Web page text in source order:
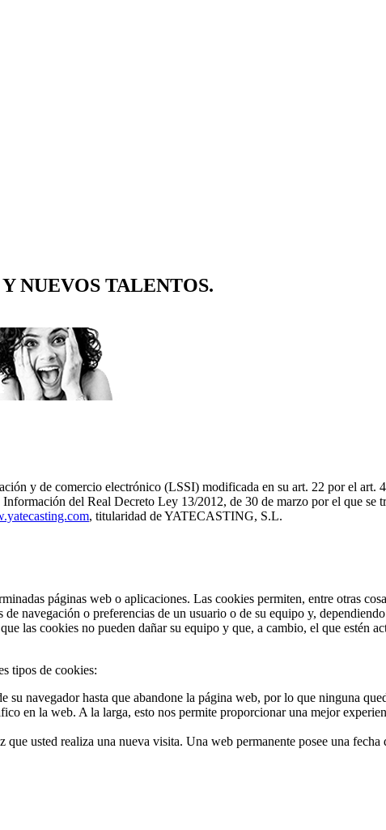
NUEVOS TALENTOS.
y de comercio electrónico (LSSI) modificada en su art. 22 por el art.
del Real Decreto Ley 13/2012, de 30 de marzo por el que se
, titularidad de YATECASTING, S.L.
páginas web o aplicaciones. Las cookies permiten, entre otras
navegación o preferencias de un usuario o de su equipo y,
las cookies no pueden dañar su equipo y que, a cambio, el que estén
tipos de cookies:
navegador hasta que abandone la página web, por lo que ninguna
en la web. A la larga, esto nos permite proporcionar una mejor
usted realiza una nueva visita. Una web permanente posee una